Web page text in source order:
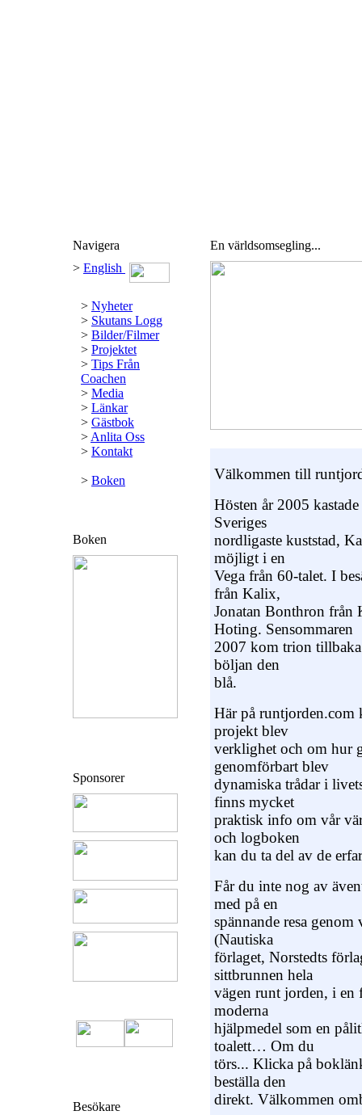
Navigera
> English
> Nyheter
> Skutans Logg
> Bilder/Filmer
> Projektet
> Tips Från
Coachen
> Media
> Länkar
> Gästbok
> Anlita Oss
> Kontakt
> Boken
Boken
Sponsorer
Besökare
En världsomsegling...
Välkommen till
Hösten år 2005
Sveriges
nordligaste kuststad,
möjligt i en
Vega från 60-talet. I
från Kalix,
Jonatan Bonthron från
Hoting. Sensommaren
2007 kom trion tillbaka
böljan den
blå.
Här på runtjorden.com
projekt blev
verklighet och om hur
genomförbart blev
dynamiska trådar i
finns mycket
praktisk info om vår
och logboken
kan du ta del av de
Får du inte nog av
med på en
spännande resa
(Nautiska
förlaget, Norstedts
sittbrunnen hela
vägen runt jorden, i en
moderna
hjälpmedel som en
toalett… Om du
törs... Klicka på
beställa den
direkt. Välkommen